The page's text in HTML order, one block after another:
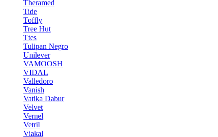
Theramed
Tide
Toffly
Tree Hut
Ttes
Tulipan Negro
Unilever
VAMOOSH
VIDAL
Valledoro
Vanish
Vatika Dabur
Velvet
Vernel
Vetril
Viakal